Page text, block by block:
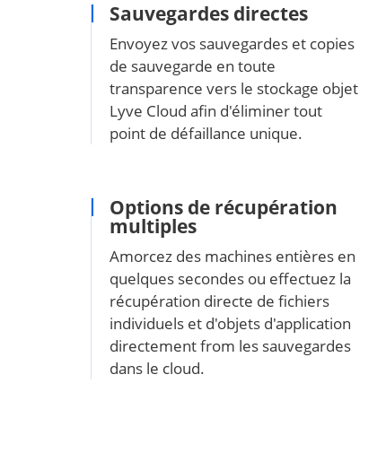
Sauvegardes directes
Envoyez vos sauvegardes et copies
de sauvegarde en toute
transparence vers le stockage objet
Lyve Cloud afin d'éliminer tout
point de défaillance unique.
Options de récupération
multiples
Amorcez des machines entières en
quelques secondes ou effectuez la
récupération directe de fichiers
individuels et d'objets d'application
directement from les sauvegardes
dans le cloud.